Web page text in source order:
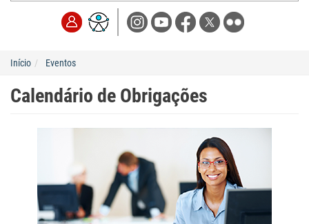
Início Eventos
Calendário de Obrigações